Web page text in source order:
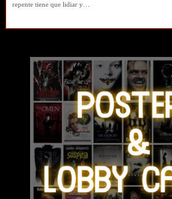
repente tiene que lidiar y…